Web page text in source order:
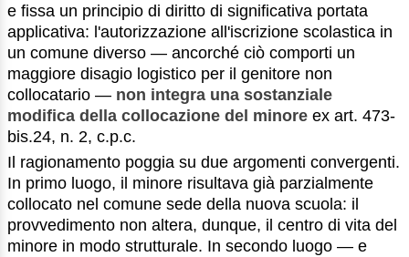
e fissa un principio di diritto di significativa portata
applicativa: l'autorizzazione all'iscrizione scolastica in
un comune diverso — ancorché ciò comporti un
maggiore disagio logistico per il genitore non
collocatario — non integra una sostanziale
modifica della collocazione del minore ex art. 473-
bis.24, n. 2, c.p.c.
Il ragionamento poggia su due argomenti convergenti.
In primo luogo, il minore risultava già parzialmente
collocato nel comune sede della nuova scuola: il
provvedimento non altera, dunque, il centro di vita del
minore in modo strutturale. In secondo luogo — e